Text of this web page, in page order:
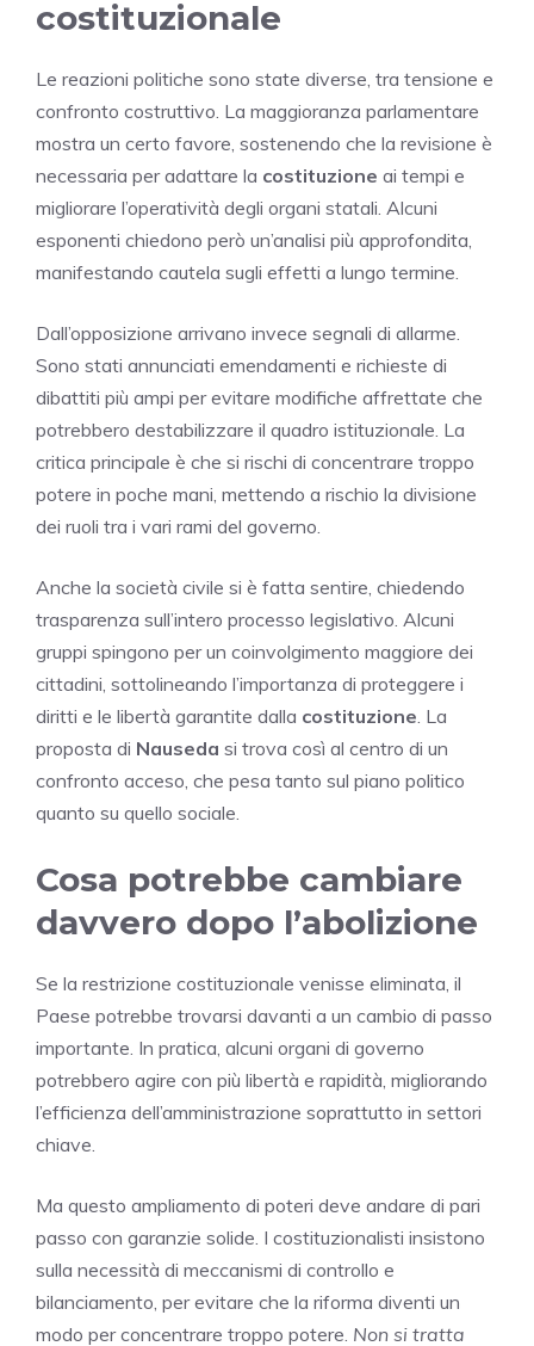
costituzionale
Le reazioni politiche sono state diverse, tra tensione e
confronto costruttivo. La maggioranza parlamentare
mostra un certo favore, sostenendo che la revisione è
necessaria per adattare la costituzione ai tempi e
migliorare l’operatività degli organi statali. Alcuni
esponenti chiedono però un’analisi più approfondita,
manifestando cautela sugli effetti a lungo termine.
Dall’opposizione arrivano invece segnali di allarme.
Sono stati annunciati emendamenti e richieste di
dibattiti più ampi per evitare modifiche affrettate che
potrebbero destabilizzare il quadro istituzionale. La
critica principale è che si rischi di concentrare troppo
potere in poche mani, mettendo a rischio la divisione
dei ruoli tra i vari rami del governo.
Anche la società civile si è fatta sentire, chiedendo
trasparenza sull’intero processo legislativo. Alcuni
gruppi spingono per un coinvolgimento maggiore dei
cittadini, sottolineando l’importanza di proteggere i
diritti e le libertà garantite dalla costituzione. La
proposta di Nauseda si trova così al centro di un
confronto acceso, che pesa tanto sul piano politico
quanto su quello sociale.
Cosa potrebbe cambiare
davvero dopo l’abolizione
Se la restrizione costituzionale venisse eliminata, il
Paese potrebbe trovarsi davanti a un cambio di passo
importante. In pratica, alcuni organi di governo
potrebbero agire con più libertà e rapidità, migliorando
l’efficienza dell’amministrazione soprattutto in settori
chiave.
Ma questo ampliamento di poteri deve andare di pari
passo con garanzie solide. I costituzionalisti insistono
sulla necessità di meccanismi di controllo e
bilanciamento, per evitare che la riforma diventi un
modo per concentrare troppo potere. Non si tratta